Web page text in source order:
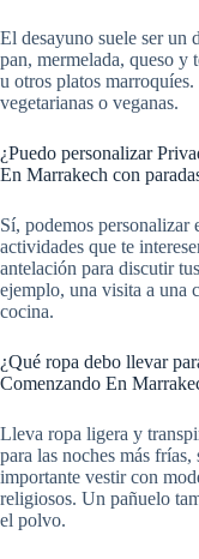
El desayuno suele ser un
pan, mermelada, queso y
u otros platos
vegetarianas o veganas.
¿Puedo personalizar
En Marrakech con
Sí, podemos
actividades que te
antelación para discutir
ejemplo, una visita a una
cocina.
¿Qué ropa debo llevar
Comenzando En
Lleva ropa ligera y
para las noches más
importante vestir con
religiosos. Un pañuelo
el polvo.